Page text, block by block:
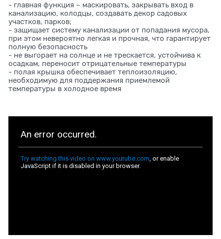
- главная функция – маскировать, закрывать вход в
канализацию, колодцы, создавать декор садовых
участков, парков;
- защищает систему канализации от попадания мусора,
при этом невероятно легкая и прочная, что гарантирует
полную безопасность
- не выгорает на солнце и не трескается, устойчива к
осадкам, переносит отрицательные температуры
- полая крышка обеспечивает теплоизоляцию,
необходимую для поддержания приемлемой
температуры в холодное время